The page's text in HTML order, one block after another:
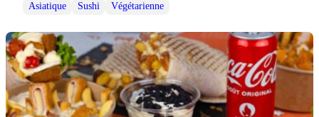
Asiatique Sushi Végétarienne